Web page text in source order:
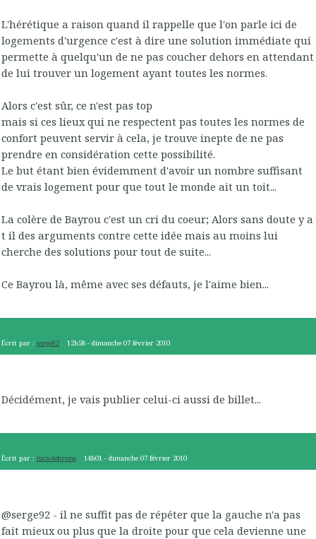
L'hérétique a raison quand il rappelle que l'on parle ici de
logements d'urgence c'est à dire une solution immédiate qui
permette à quelqu'un de ne pas coucher dehors en attendant
de lui trouver un logement ayant toutes les normes.
Alors c'est sûr, ce n'est pas top
mais si ces lieux qui ne respectent pas toutes les normes de
confort peuvent servir à cela, je trouve inepte de ne pas
prendre en considération cette possibilité.
Le but étant bien évidemment d'avoir un nombre suffisant
de vrais logement pour que tout le monde ait un toit...
La colère de Bayrou c'est un cri du coeur; Alors sans doute y a
t il des arguments contre cette idée mais au moins lui
cherche des solutions pour tout de suite...
Ce Bayrou là, même avec ses défauts, je l'aime bien...
Écrit par : serge92 12h58 -dimanche 07 février 2010
Décidément, je vais publier celui-ci aussi de billet...
Écrit par : luciolebrune 14h01 -dimanche 07 février 2010
@serge92 - il ne suffit pas de répéter que la gauche n'a pas
fait mieux ou plus que la droite pour que cela devienne une